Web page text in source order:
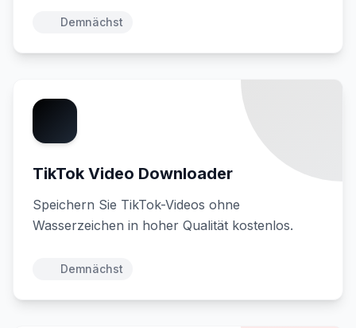
Demnächst
TikTok Video Downloader
Speichern Sie TikTok-Videos ohne
Wasserzeichen in hoher Qualität kostenlos.
Demnächst